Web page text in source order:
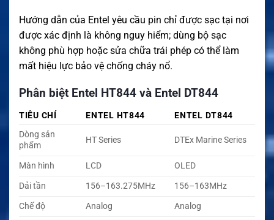
Hướng dẫn của Entel yêu cầu pin chỉ được sạc tại nơi
được xác định là không nguy hiểm; dùng bộ sạc
không phù hợp hoặc sửa chữa trái phép có thể làm
mất hiệu lực bảo vệ chống cháy nổ.
Phân biệt Entel HT844 và Entel DT844
TIÊU CHÍ ENTEL HT844
ENTEL DT844
Dòng sản
phẩm
HT Series DTEx Marine Series
Màn hình LCD
OLED
Dải tần
156–163.275MHz
156–163MHz
Chế độ
Analog
Analog